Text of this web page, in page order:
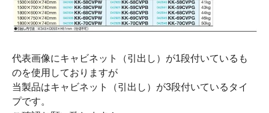
代表画像にキャビネット（引出し）が1段付いているも
のを使用しておりますが
当製品はキャビネット（引出し）が3段付いているタイ
プです。